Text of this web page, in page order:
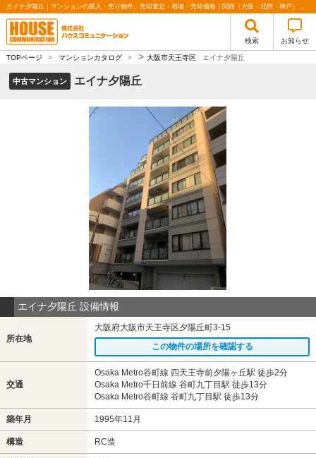
エイナ夕陽丘｜マンションの購入・売り物件、売却査定・相場・売却価格｜関西（大阪・北摂・神戸）・関東（東京）で不動産の購入・売却、注文住宅、リノベーションの事なら株式会社ハウスコミュニケーション
検索 お知らせ
TOPページ > マンションカタログ > > 大阪市天王寺区 エイナ夕陽丘
中古マンション エイナ夕陽丘
エイナ夕陽丘 設備情報
所在地
大阪府大阪市天王寺区夕陽丘町3-15
この物件の場所を確認する
交通
Osaka Metro谷町線 四天王寺前夕陽ヶ丘駅 徒歩2分
Osaka Metro千日前線 谷町九丁目駅 徒歩13分
Osaka Metro谷町線 谷町九丁目駅 徒歩13分
築年月 1995年11月
構造 RC造